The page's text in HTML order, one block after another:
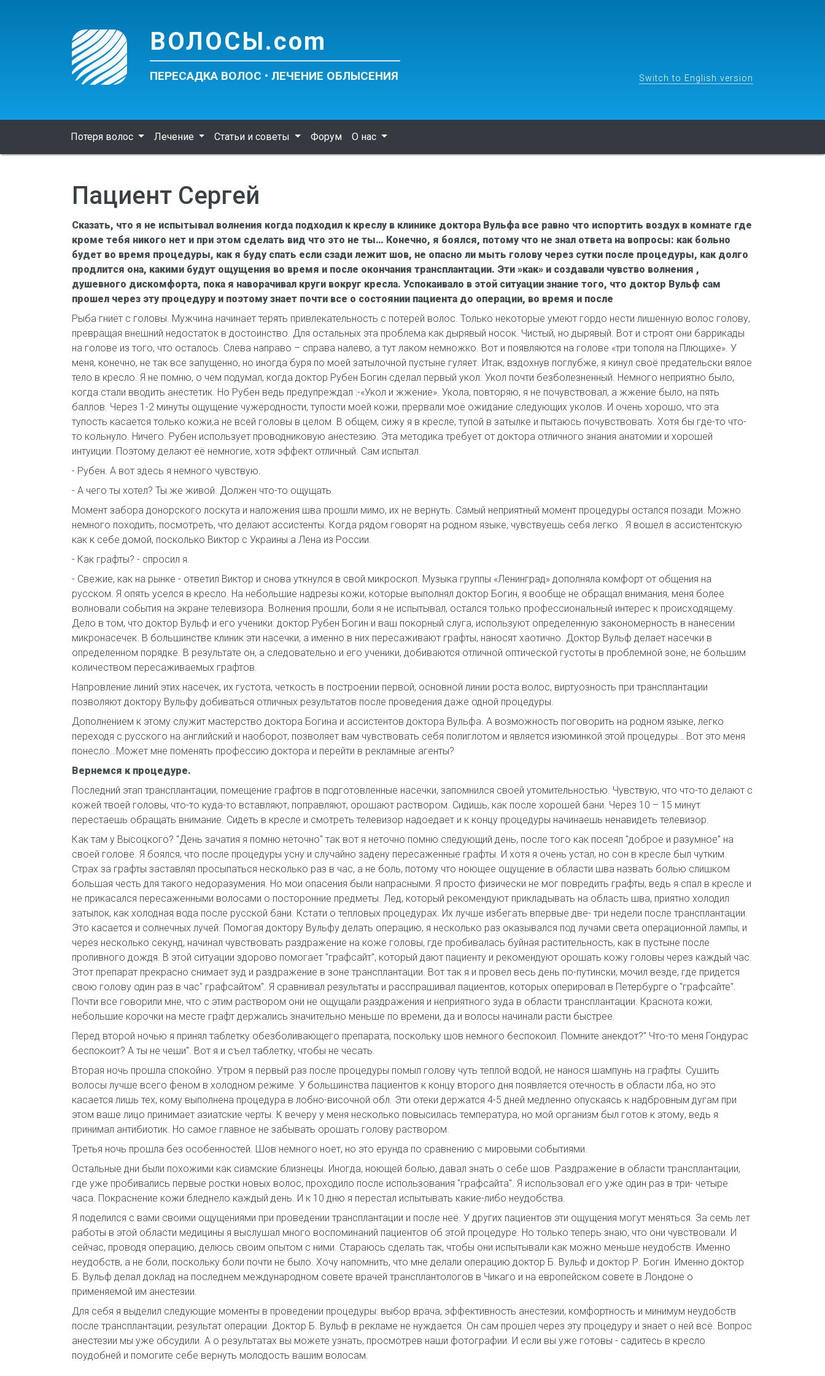
ВОЛОСЫ.com
ПЕРЕСАДКА ВОЛОС • ЛЕЧЕНИЕ ОБЛЫСЕНИЯ Switch to English version
Потеря волос Лечение Статьи и советы Форум О нас
Пациент Сергей
Сказать, что я не испытывал волнения когда подходил к креслу в клинике доктора Вульфа все равно что испортить воздух в комнате где
кроме тебя никого нет и при этом сделать вид что это не ты… Конечно, я боялся, потому что не знал ответа на вопросы: как больно
будет во время процедуры, как я буду спать если сзади лежит шов, не опасно ли мыть голову через сутки после процедуры, как долго
продлится она, какими будут ощущения во время и после окончания трансплантации. Эти »как» и создавали чувство волнения ,
душевного дискомфорта, пока я наворачивал круги вокруг кресла. Успокаивало в этой ситуации знание того, что доктор Вульф сам
прошел через эту процедуру и поэтому знает почти все о состоянии пациента до операции, во время и после
Рыба гниёт с головы. Мужчина начинает терять привлекательность с потерей волос. Только некоторые умеют гордо нести лишенную волос голову,
превращая внешний недостаток в достоинство. Для остальных эта проблема как дырявый носок. Чистый, но дырявый. Вот и строят они баррикады
на голове из того, что осталось. Слева направо – справа налево, а тут лаком немножко. Вот и появляются на голове «три тополя на Плющихе». У
меня, конечно, не так все запущенно, но иногда буря по моей затылочной пустыне гуляет. Итак, вздохнув поглубже, я кинул своё предательски вялое
тело в кресло. Я не помню, о чем подумал, когда доктор Рубен Богин сделал первый укол. Укол почти безболезненный. Немного неприятно было,
когда стали вводить анестетик. Но Рубен ведь предупреждал :-«Укол и жжение». Укола, повторяю, я не почувствовал, а жжение было, на пять
баллов. Через 1-2 минуты ощущение чужеродности, тупости моей кожи, прервали моё ожидание следующих уколов. И очень хорошо, что эта
тупость касается только кожи,а не всей головы в целом. В общем, сижу я в кресле, тупой в затылке и пытаюсь почувствовать. Хотя бы где-то что-
то кольнуло. Ничего. Рубен использует проводниковую анестезию. Эта методика требует от доктора отличного знания анатомии и хорошей
интуиции. Поэтому делают её немногие, хотя эффект отличный. Сам испытал.
- Рубен. А вот здесь я немного чувствую.
- А чего ты хотел? Ты же живой. Должен что-то ощущать.
Момент забора донорского лоскута и наложения шва прошли мимо, их не вернуть. Самый неприятный момент процедуры остался позади. Можно
немного походить, посмотреть, что делают ассистенты. Когда рядом говорят на родном языке, чувствуешь себя легко . Я вошел в ассистентскую
как к себе домой, посколько Виктор с Украины а Лена из России.
- Как графты? - спросил я.
- Свежие, как на рынке - ответил Виктор и снова уткнулся в свой микроскоп. Музыка группы «Ленинград» дополняла комфорт от общения на
русском. Я опять уселся в кресло. На небольшие надрезы кожи, которые выполнял доктор Богин, я вообще не обращал внимания, меня более
волновали события на экране телевизора. Волнения прошли, боли я не испытывал, остался только профессиональный интерес к происходящему.
Дело в том, что доктор Вульф и его ученики: доктор Рубен Богин и ваш покорный слуга, используют определенную закономерность в нанесении
микронасечек. В большинстве клиник эти насечки, а именно в них пересаживают графты, наносят хаотично. Доктор Вульф делает насечки в
определенном порядке. В результате он, а следовательно и его ученики, добиваются отличной оптической густоты в проблемной зоне, не большим
количеством пересаживаемых графтов.
Напровление линий этих насечек, их густота, четкость в построении первой, основной линии роста волос, виртуозность при трансплантации
позволяют доктору Вульфу добиваться отличных результатов после проведения даже одной процедуры.
Дополнением к этому служит мастерство доктора Богина и ассистентов доктора Вульфа. А возможность поговорить на родном языке, легко
переходя с русского на английский и наоборот, позволяет вам чувствовать себя полиглотом и является изюминкой этой процедуры… Вот это меня
понесло…Может мне поменять профессию доктора и перейти в рекламные агенты?
Вернемся к процедуре.
Последний этап трансплантации, помещение графтов в подготовленные насечки, запомнился своей утомительностью. Чувствую, что что-то делают с
кожей твоей головы, что-то куда-то вставляют, поправляют, орошают раствором. Сидишь, как после хорошей бани. Через 10 – 15 минут
перестаешь обращать внимание. Сидеть в кресле и смотреть телевизор надоедает и к концу процедуры начинаешь ненавидеть телевизор.
Как там у Высоцкого? "День зачатия я помню неточно" так вот я неточно помню следующий день, после того как посеял "доброе и разумное" на
своей голове. Я боялся, что после процедуры усну и случайно задену пересаженные графты. И хотя я очень устал, но сон в кресле был чутким.
Страх за графты заставлял просыпаться несколько раз в час, а не боль, потому что ноющее ощущение в области шва назвать болью слишком
большая честь для такого недоразумения. Но мои опасения были напрасными. Я просто физически не мог повредить графты, ведь я спал в кресле и
не прикасался пересаженными волосами о посторонние предметы. Лед, который рекомендуют прикладывать на область шва, приятно холодил
затылок, как холодная вода после русской бани. Кстати о тепловых процедурах. Их лучше избегать впервые две- три недели после трансплантации.
Это касается и солнечных лучей. Помогая доктору Вульфу делать операцию, я несколько раз оказывался под лучами света операционной лампы, и
через несколько секунд, начинал чувствовать раздражение на коже головы, где пробивалась буйная растительность, как в пустыне после
проливного дождя. В этой ситуации здорово помогает "графсайт", который дают пациенту и рекомендуют орошать кожу головы через каждый час.
Этот препарат прекрасно снимает зуд и раздражение в зоне трансплантации. Вот так я и провел весь день по-путински, мочил везде, где придется
свою голову один раз в час" графсайтом". Я сравнивал результаты и расспрашивал пациентов, которых оперировал в Петербурге о "графсайте".
Почти все говорили мне, что с этим раствором они не ощущали раздражения и неприятного зуда в области трансплантации. Краснота кожи,
небольшие корочки на месте графт держались значительно меньше по времени, да и волосы начинали расти быстрее.
Перед второй ночью я принял таблетку обезболивающего препарата, поскольку шов немного беспокоил. Помните анекдот?" Что-то меня Гондурас
беспокоит? А ты не чеши". Вот я и съел таблетку, чтобы не чесать.
Вторая ночь прошла спокойно. Утром я первый раз после процедуры помыл голову чуть теплой водой, не нанося шампунь на графты. Сушить
волосы лучше всего феном в холодном режиме. У большинства пациентов к концу второго дня появляется отечность в области лба, но это
касается лишь тех, кому выполнена процедура в лобно-височной обл. Эти отеки держатся 4-5 дней медленно опускаясь к надбровным дугам при
этом ваше лицо принимает азиатские черты. К вечеру у меня несколько повысилась температура, но мой организм был готов к этому, ведь я
принимал антибиотик. Но самое главное не забывать орошать голову раствором.
Третья ночь прошла без особенностей. Шов немного ноет, но это ерунда по сравнению с мировыми событиями.
Остальные дни были похожими как сиамские близнецы. Иногда, ноющей болью, давал знать о себе шов. Раздражение в области трансплантации,
где уже пробивались первые ростки новых волос, проходило после использования "графсайта". Я использовал его уже один раз в три- четыре
часа. Покраснение кожи бледнело каждый день. И к 10 дню я перестал испытывать какие-либо неудобства.
Я поделился с вами своими ощущениями при проведении трансплантации и после неё. У других пациентов эти ощущения могут меняться. За семь лет
работы в этой области медицины я выслушал много воспоминаний пациентов об этой процедуре. Но только теперь знаю, что они чувствовали. И
сейчас, проводя операцию, делюсь своим опытом с ними. Стараюсь сделать так, чтобы они испытывали как можно меньше неудобств. Именно
неудобств, а не боли, поскольку боли почти не было. Хочу напомнить, что мне делали операцию доктор Б. Вульф и доктор Р. Богин. Именно доктор
Б. Вульф делал доклад на последнем международном совете врачей трансплантологов в Чикаго и на европейском совете в Лондоне о
применяемой им анестезии.
Для себя я выделил следующие моменты в проведении процедуры: выбор врача, эффективность анестезии, комфортность и минимум неудобств
после трансплантации, результат операции. Доктор Б. Вульф в рекламе не нуждается. Он сам прошел через эту процедуру и знает о ней всё. Вопрос
анестезии мы уже обсудили. А о результатах вы можете узнать, просмотрев наши фотографии. И если вы уже готовы - садитесь в кресло
поудобней и помогите себе вернуть молодость вашим волосам.